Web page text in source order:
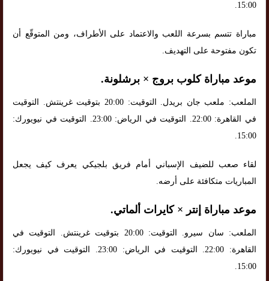
15:00.
مباراة تتسم بسرعة اللعب والاعتماد على الأطراف، ومن المتوقّع أن
تكون مفتوحة على التهديف.
موعد مباراة كلوب بروج × برشلونة.
الملعب: ملعب جان بريدل. التوقيت: 20:00 بتوقيت غرينتش. التوقيت
في القاهرة: 22:00. التوقيت في الرياض: 23:00. التوقيت في نيويورك:
15:00.
لقاء صعب للضيف الإسباني أمام فريق بلجيكي يعرف كيف يجعل
المباريات متكافئة على أرضه.
موعد مباراة إنتر × كايرات ألماتي.
الملعب: سان سيرو. التوقيت: 20:00 بتوقيت غرينتش. التوقيت في
القاهرة: 22:00. التوقيت في الرياض: 23:00. التوقيت في نيويورك:
15:00.